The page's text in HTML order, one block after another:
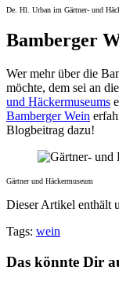
De. Hl. Urban im Gärtner- und
Bamberger
Wer mehr über die
möchte, dem sei an
und Häckermuseums
Bamberger Wein
Blogbeitrag dazu!
Gärtner und Häckermuseum
Dieser Artikel enthält
Tags: wein
Das könnte Dir